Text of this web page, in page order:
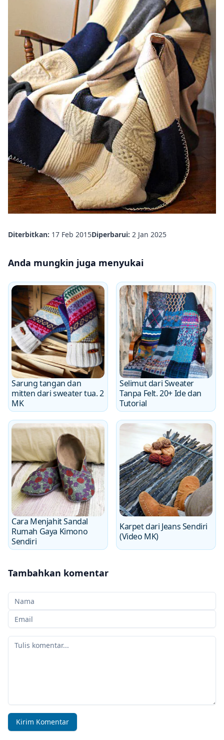
Diterbitkan: 17 Feb 2015Diperbarui: 2 Jan 2025
Anda mungkin juga menyukai
Sarung tangan dan
mitten dari sweater tua. 2
MK
Selimut dari Sweater
Tanpa Felt. 20+ Ide dan
Tutorial
Cara Menjahit Sandal
Rumah Gaya Kimono
Sendiri
Karpet dari Jeans Sendiri
(Video MK)
Tambahkan komentar
Nama Anda
Email Anda
Komentar Anda
Kirim Komentar